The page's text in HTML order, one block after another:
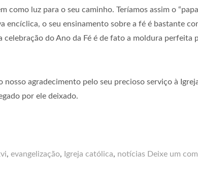
como luz para o seu caminho. Teríamos assim o
encíclica, o seu ensinamento sobre a fé é bastante
celebração do Ano da Fé é de fato a moldura perfeita
agradecimento pelo seu precioso serviço à
por ele deixado.
, evangelização, Igreja católica, notícias Deixe um